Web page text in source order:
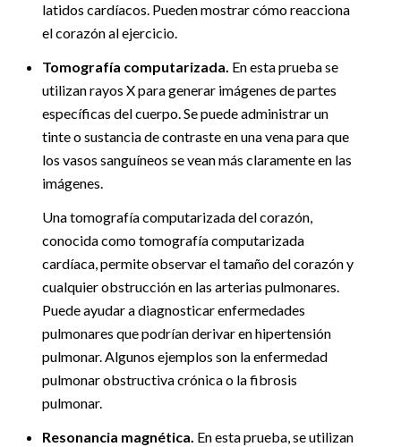
latidos cardíacos. Pueden mostrar cómo reacciona
el corazón al ejercicio.
Tomografía computarizada. En esta prueba se
utilizan rayos X para generar imágenes de partes
específicas del cuerpo. Se puede administrar un
tinte o sustancia de contraste en una vena para que
los vasos sanguíneos se vean más claramente en las
imágenes.
Una tomografía computarizada del corazón,
conocida como tomografía computarizada
cardíaca, permite observar el tamaño del corazón y
cualquier obstrucción en las arterias pulmonares.
Puede ayudar a diagnosticar enfermedades
pulmonares que podrían derivar en hipertensión
pulmonar. Algunos ejemplos son la enfermedad
pulmonar obstructiva crónica o la fibrosis
pulmonar.
Resonancia magnética. En esta prueba, se utilizan